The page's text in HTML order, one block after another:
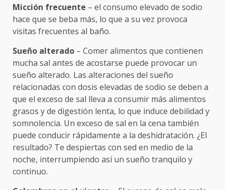
Micción frecuente – el consumo elevado de sodio
hace que se beba más, lo que a su vez provoca
visitas frecuentes al baño.
Sueño alterado – Comer alimentos que contienen
mucha sal antes de acostarse puede provocar un
sueño alterado. Las alteraciones del sueño
relacionadas con dosis elevadas de sodio se deben a
que el exceso de sal lleva a consumir más alimentos
grasos y de digestión lenta, lo que induce debilidad y
somnolencia. Un exceso de sal en la cena también
puede conducir rápidamente a la deshidratación. ¿El
resultado? Te despiertas con sed en medio de la
noche, interrumpiendo así un sueño tranquilo y
continuo.